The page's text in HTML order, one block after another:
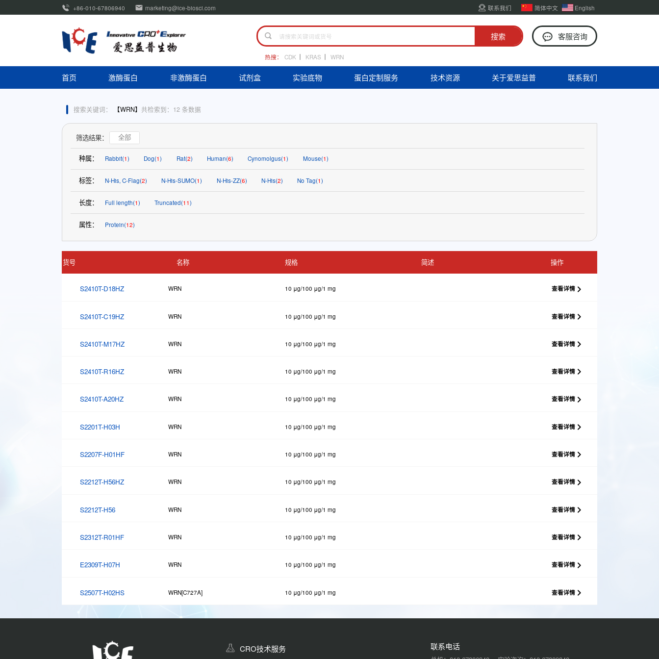
+86-010-67806940 marketing@ice-biosci.com 联系我们 简体中文 English
热搜： CDK KRAS WRN
客服咨询
首页 激酶蛋白 非激酶蛋白 试剂盒 实验底物 蛋白定制服务 技术资源 关于爱思益普 联系我们
搜索关键词： 【WRN】共检索到：12 条数据
筛选结果： 全部
种属： Rabbit(1) Dog(1) Rat(2) Human(6) Cynomolgus(1) Mouse(1)
标签： N-His, C-Flag(2) N-His-SUMO(1) N-His-ZZ(6) N-His(2) No Tag(1)
长度： Full length(1) Truncated(11)
属性： Protein(12)
货号 名称 规格 简述 操作
S2410T-D18HZ WRN 10 μg/100 μg/1 mg 查看详情
S2410T-C19HZ WRN 10 μg/100 μg/1 mg 查看详情
S2410T-M17HZ WRN 10 μg/100 μg/1 mg 查看详情
S2410T-R16HZ WRN 10 μg/100 μg/1 mg 查看详情
S2410T-A20HZ WRN 10 μg/100 μg/1 mg 查看详情
S2201T-H03H WRN 10 μg/100 μg/1 mg 查看详情
S2207F-H01HF WRN 10 μg/100 μg/1 mg 查看详情
S2212T-H56HZ WRN 10 μg/100 μg/1 mg 查看详情
S2212T-H56 WRN 10 μg/100 μg/1 mg 查看详情
S2312T-R01HF WRN 10 μg/100 μg/1 mg 查看详情
E2309T-H07H WRN 10 μg/100 μg/1 mg 查看详情
S2507T-H02HS WRN[C727A] 10 μg/100 μg/1 mg 查看详情
CRO技术服务 联系电话